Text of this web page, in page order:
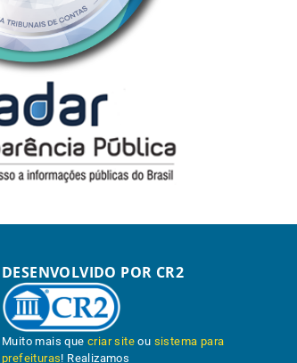
DESENVOLVIDO POR CR2
Muito mais quecriar site ou sistema para
prefeituras! Realizamos